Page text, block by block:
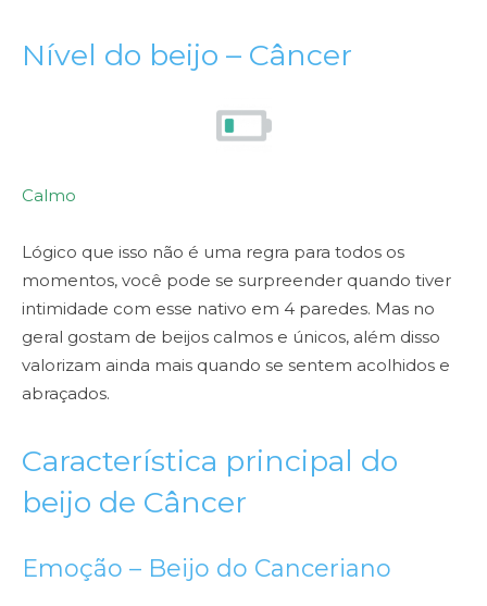
Nível do beijo – Câncer
Calmo
Lógico que isso não é uma regra para todos os
momentos, você pode se surpreender quando tiver
intimidade com esse nativo em 4 paredes. Mas no
geral gostam de beijos calmos e únicos, além disso
valorizam ainda mais quando se sentem acolhidos e
abraçados.
Característica principal do
beijo de Câncer
Emoção – Beijo do Canceriano